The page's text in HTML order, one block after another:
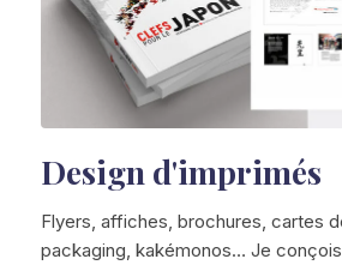
Design d'imprimés
Flyers, affiches, brochures, cartes
packaging, kakémonos… Je